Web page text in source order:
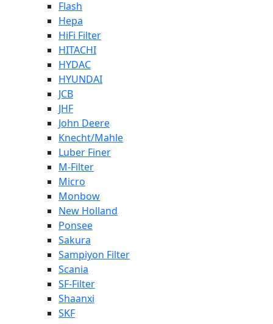
Flash
Hepa
HiFi Filter
HITACHI
HYDAC
HYUNDAI
JCB
JHF
John Deere
Knecht/Mahle
Luber Finer
M-Filter
Micro
Monbow
New Holland
Ponsee
Sakura
Sampiyon Filter
Scania
SF-Filter
Shaanxi
SKF